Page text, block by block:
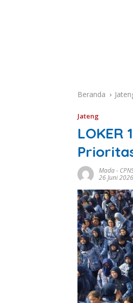
Beranda
Jateng
LOKER
Mada-
26 Juni 2026